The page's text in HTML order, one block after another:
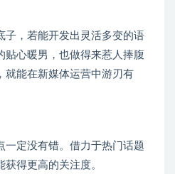
子，若能开发出灵活多变的语
贴心暖男，也做得来惹人捧腹
就能在新媒体运营中游刃有
一定没有错。借力于热门话题
得更高的关注度。